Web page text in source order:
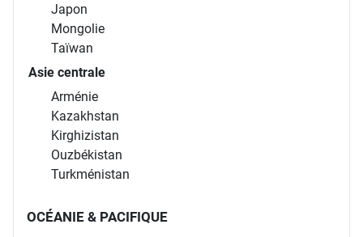
Japon
Mongolie
Taïwan
Asie centrale
Arménie
Kazakhstan
Kirghizistan
Ouzbékistan
Turkménistan
OCÉANIE & PACIFIQUE